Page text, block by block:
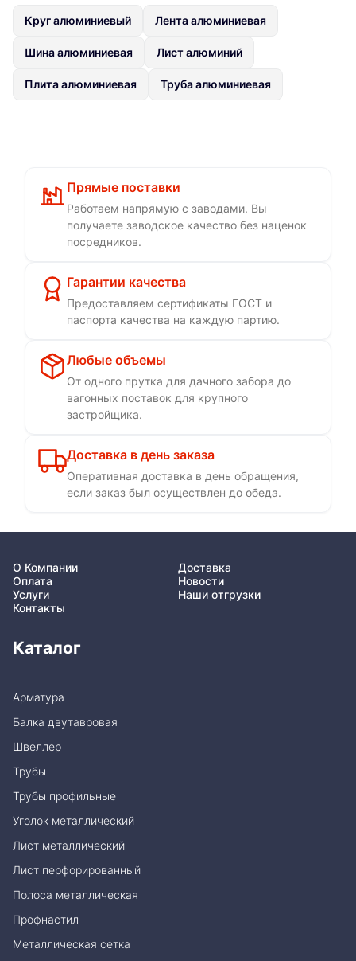
Круг алюминиевый Лента алюминиевая
Шина алюминиевая Лист алюминий
Плита алюминиевая Труба алюминиевая
Прямые поставки
Работаем напрямую с заводами. Вы
получаете заводское качество без наценок
посредников.
Гарантии качества
Предоставляем сертификаты ГОСТ и
паспорта качества на каждую партию.
Любые объемы
От одного прутка для дачного забора до
вагонных поставок для крупного
застройщика.
Доставка в день заказа
Оперативная доставка в день обращения,
если заказ был осуществлен до обеда.
О Компании
Доставка
Оплата
Новости
Услуги
Наши отгрузки
Контакты
Каталог
Арматура
Балка двутавровая
Швеллер
Трубы
Трубы профильные
Уголок металлический
Лист металлический
Лист перфорированный
Полоса металлическая
Профнастил
Металлическая сетка